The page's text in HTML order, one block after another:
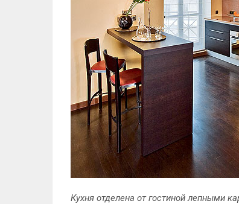
Кухня отделена от гостиной лепными